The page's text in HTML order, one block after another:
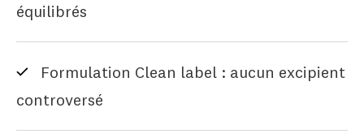
équilibrés
Formulation Clean label : aucun excipient
controversé